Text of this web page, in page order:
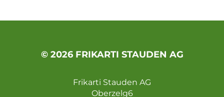
© 2026 FRIKARTI STAUDEN AG
Frikarti Stauden AG
Oberzelg6